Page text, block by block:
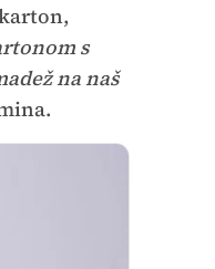
s
na naš